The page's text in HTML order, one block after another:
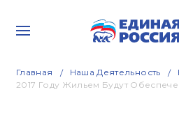
Главная Наша Деятельность
2017 Году Жильем Будут